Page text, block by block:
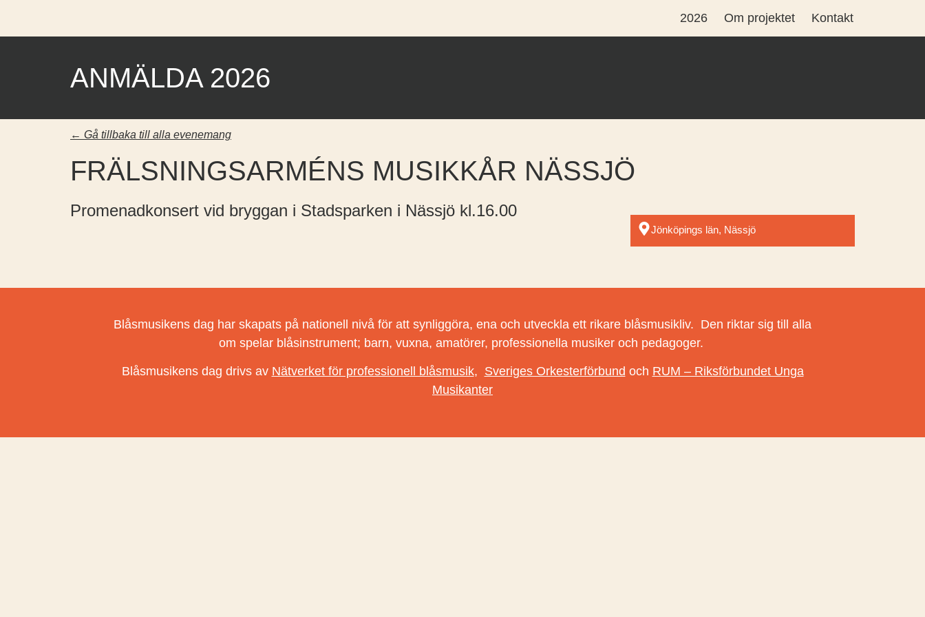
2026 Om projektet Kontakt
ANMÄLDA 2026
← Gå tillbaka till alla evenemang
FRÄLSNINGSARMÉNS MUSIKKÅR NÄSSJÖ
Promenadkonsert vid bryggan i Stadsparken i Nässjö kl.16.00
Jönköpings län, Nässjö
Blåsmusikens dag har skapats på nationell nivå för att synliggöra, ena och utveckla ett rikare blåsmusikliv. Den riktar sig till alla
om spelar blåsinstrument; barn, vuxna, amatörer, professionella musiker och pedagoger.
Blåsmusikens dag drivs av Nätverket för professionell blåsmusik, Sveriges Orkesterförbund och RUM – Riksförbundet Unga
Musikanter